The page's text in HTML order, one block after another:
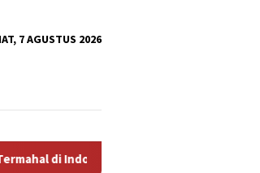
7 AGUSTUS 2026
Indonesia, Pemprov Tidak Punya Solusi?